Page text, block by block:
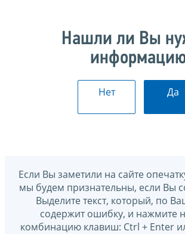
Нашли ли Вы
Нет Да
Если Вы заметили на сайте
мы будем признательны, если Вы
Выделите текст, который, по
содержит ошибку, и нажмите
комбинацию клавиш: Ctrl + Enter